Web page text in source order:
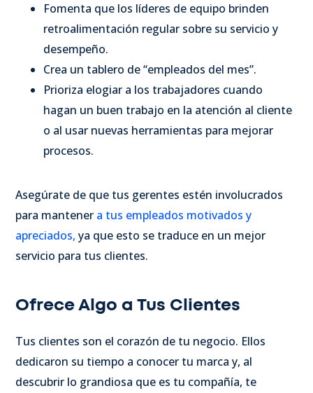
Fomenta que los líderes de equipo brinden
retroalimentación regular sobre su servicio y
desempeño.
Crea un tablero de “empleados del mes”.
Prioriza elogiar a los trabajadores cuando
hagan un buen trabajo en la atención al cliente
o al usar nuevas herramientas para mejorar
procesos.
Asegúrate de que tus gerentes estén involucrados
para mantener a tus empleados motivados y
apreciados, ya que esto se traduce en un mejor
servicio para tus clientes.
Ofrece Algo a Tus Clientes
Tus clientes son el corazón de tu negocio. Ellos
dedicaron su tiempo a conocer tu marca y, al
descubrir lo grandiosa que es tu compañía, te